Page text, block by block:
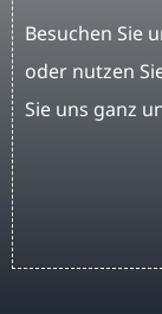
Besuchen Sie
oder nutzen
Sie uns ganz